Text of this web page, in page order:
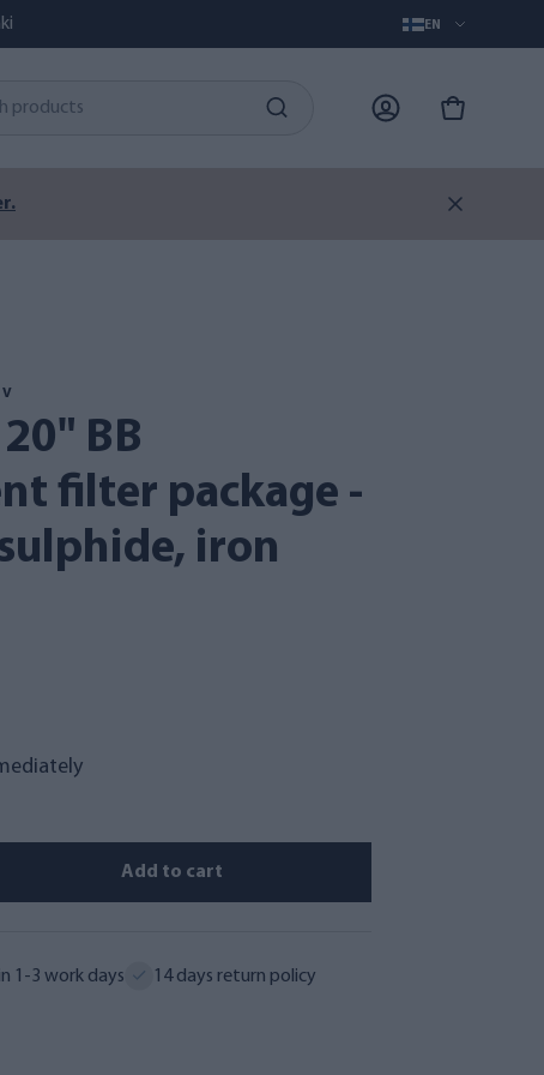
EN
filter package -
iron
Add to cart
1-3 work days 14 days return policy